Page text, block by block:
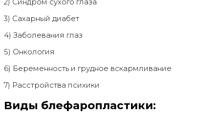
3) Сахарный диабет
4) Заболевания глаз
5) Онкология
6) Беременность и грудное вскармливание
7) Расстройства психики
Виды блефаропластики: